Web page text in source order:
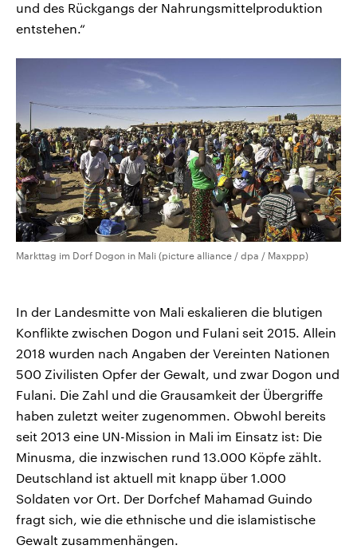
und des Rückgangs der Nahrungsmittelproduktion
entstehen.“
Markttag im Dorf Dogon in Mali (picture alliance / dpa / Maxppp)
In der Landesmitte von Mali eskalieren die blutigen
Konflikte zwischen Dogon und Fulani seit 2015. Allein
2018 wurden nach Angaben der Vereinten Nationen
500 Zivilisten Opfer der Gewalt, und zwar Dogon und
Fulani. Die Zahl und die Grausamkeit der Übergriffe
haben zuletzt weiter zugenommen. Obwohl bereits
seit 2013 eine UN-Mission in Mali im Einsatz ist: Die
Minusma, die inzwischen rund 13.000 Köpfe zählt.
Deutschland ist aktuell mit knapp über 1.000
Soldaten vor Ort. Der Dorfchef Mahamad Guindo
fragt sich, wie die ethnische und die islamistische
Gewalt zusammenhängen.